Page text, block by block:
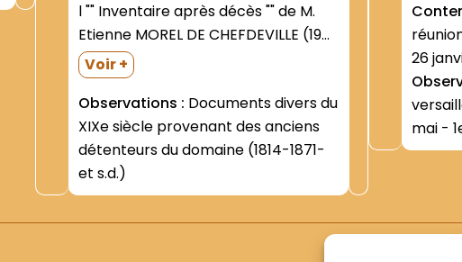
l "" Inventaire après décès "" de M.
Etienne MOREL DE CHEFDEVILLE (19
juillet 1814) -Notes sur le "" Domaine
de Gillevoisin "" concernant pour une
large part la plantation et la coupe
d arbres (s.d.; après...
Voir +
Observations : Documents divers du
XIXe siècle provenant des anciens
détenteurs du domaine (1814-1871-
et s.d.)
26
(""
mai -